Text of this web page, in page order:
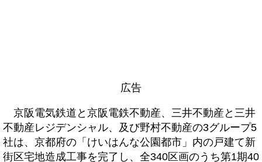
広告
京阪電気鉄道と京阪電鉄不動産、三井不動産と三井
不動産レジデンシャル、及び野村不動産の3グループ5
社は、京都府の「けいはんな公園都市」内の戸建て新
街区宅地造成工事を完了し、全340区画のうち第1期40